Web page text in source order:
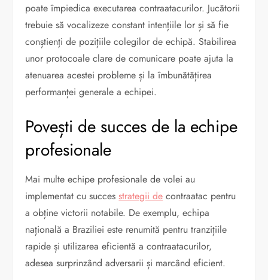
poate împiedica executarea contraatacurilor. Jucătorii
trebuie să vocalizeze constant intențiile lor și să fie
conștienți de pozițiile colegilor de echipă. Stabilirea
unor protocoale clare de comunicare poate ajuta la
atenuarea acestei probleme și la îmbunătățirea
performanței generale a echipei.
Povești de succes de la echipe
profesionale
Mai multe echipe profesionale de volei au
implementat cu successtrategii de contraatac pentru
a obține victorii notabile. De exemplu, echipa
națională a Braziliei este renumită pentru tranzițiile
rapide și utilizarea eficientă a contraatacurilor,
adesea surprinzând adversarii și marcând eficient.